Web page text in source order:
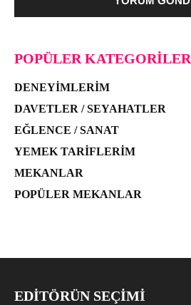
POPÜLER KATEGORILER
DENEYIMLERIM
DAVETLER / SEYAHATLER
EĞLENCE / SANAT
YEMEK TARIFLERIM
MEKANLAR
POPÜLER MEKANLAR
EDITÖRÜN SEÇIMI